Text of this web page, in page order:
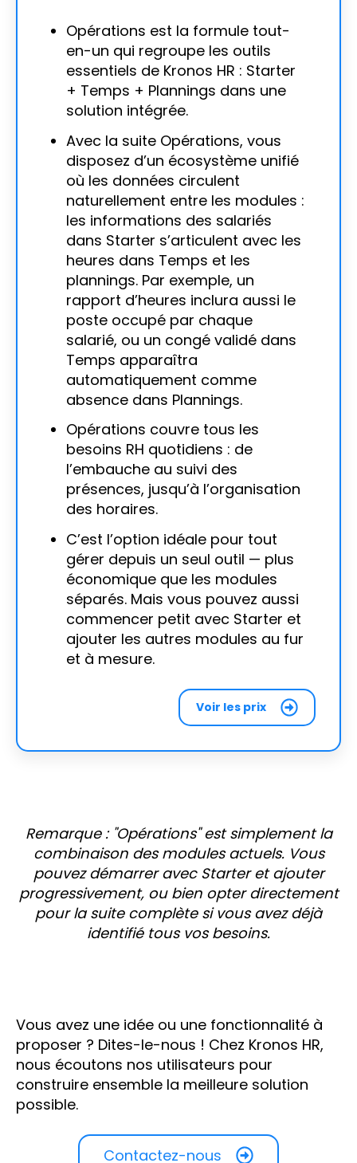
Opérations est la formule tout-
en-un qui regroupe les outils
essentiels de Kronos HR : Starter
+ Temps + Plannings dans une
solution intégrée.
Avec la suite Opérations, vous
disposez d’un écosystème unifié
où les données circulent
naturellement entre les modules :
les informations des salariés
dans Starter s’articulent avec les
heures dans Temps et les
plannings. Par exemple, un
rapport d’heures inclura aussi le
poste occupé par chaque
salarié, ou un congé validé dans
Temps apparaîtra
automatiquement comme
absence dans Plannings.
Opérations couvre tous les
besoins RH quotidiens : de
l’embauche au suivi des
présences, jusqu’à l’organisation
des horaires.
C’est l’option idéale pour tout
gérer depuis un seul outil — plus
économique que les modules
séparés. Mais vous pouvez aussi
commencer petit avec Starter et
ajouter les autres modules au fur
et à mesure.
Voir les prix
Remarque : "Opérations" est simplement la
combinaison des modules actuels. Vous
pouvez démarrer avec Starter et ajouter
progressivement, ou bien opter directement
pour la suite complète si vous avez déjà
identifié tous vos besoins.
Vous avez une idée ou une fonctionnalité à
proposer ? Dites-le-nous ! Chez Kronos HR,
nous écoutons nos utilisateurs pour
construire ensemble la meilleure solution
possible.
Contactez-nous